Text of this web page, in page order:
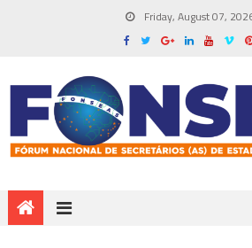
Friday, August 07,